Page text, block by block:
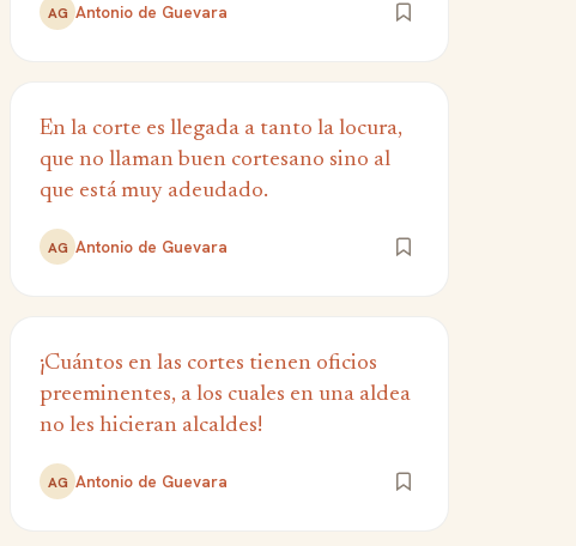
AG Antonio de Guevara
En la corte es llegada a tanto la locura,
que no llaman buen cortesano sino al
que está muy adeudado.
AG Antonio de Guevara
¡Cuántos en las cortes tienen oficios
preeminentes, a los cuales en una aldea
no les hicieran alcaldes!
AG Antonio de Guevara